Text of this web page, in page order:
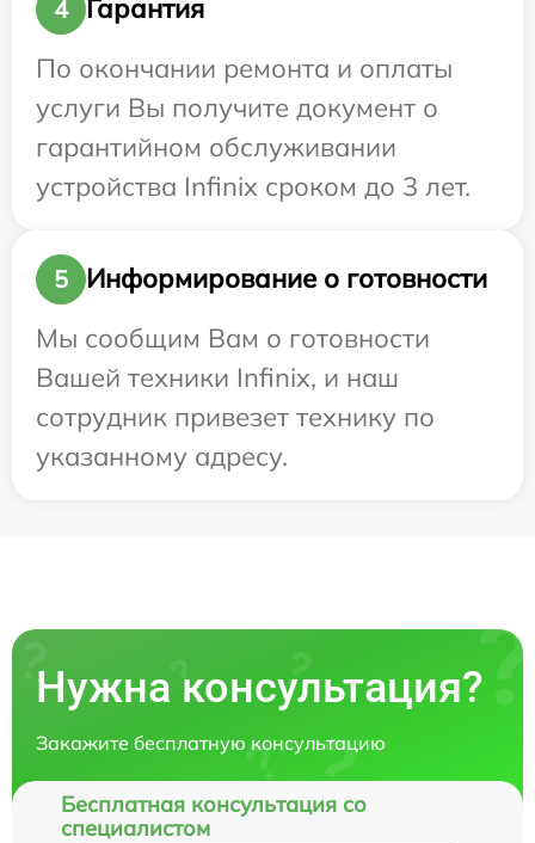
4
Гарантия
По окончании ремонта и оплаты
услуги Вы получите документ о
гарантийном обслуживании
устройства Infinix сроком до 3 лет.
5
Информирование о готовности
Мы сообщим Вам о готовности
Вашей техники Infinix, и наш
сотрудник привезет технику по
указанному адресу.
Нужна консультация?
Закажите бесплатную консультацию
Бесплатная консультация со
специалистом